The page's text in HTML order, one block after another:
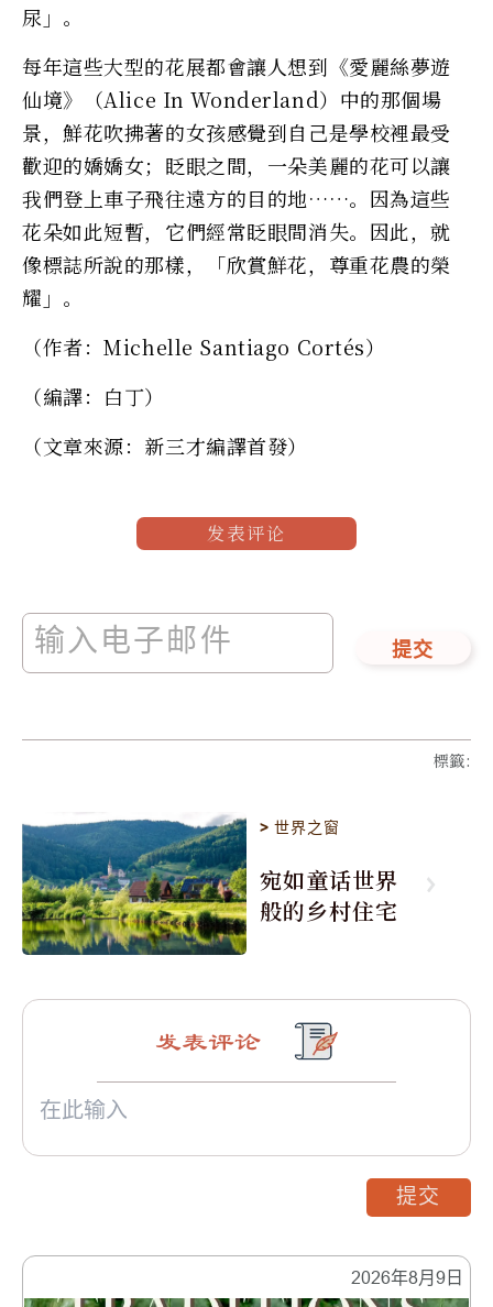
尿」。
每年這些大型的花展都會讓人想到《愛麗絲夢遊
仙境》（Alice In Wonderland）中的那個場
景，鮮花吹拂著的女孩感覺到自己是學校裡最受
歡迎的嬌嬌女；眨眼之間，一朵美麗的花可以讓
我們登上車子飛往遠方的目的地……。因為這些
花朵如此短暫，它們經常眨眼間消失。因此，就
像標誌所說的那樣，「欣賞鮮花，尊重花農的榮
耀」。
（作者：Michelle Santiago Cortés）
（編譯：白丁）
（文章來源：新三才編譯首發）
发表评论
提交
標籤:
>世界之窗
宛如童话世界
般的乡村住宅
2026年8月9日
发表评论
提交